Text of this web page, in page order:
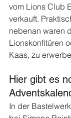
vom Lions Club
verkauft.
nebenan waren
Lionskonfitüren
Kaas, zu
Hier gibt es
In der